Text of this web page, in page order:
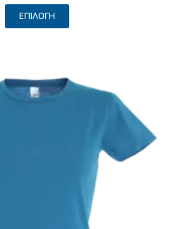
ΕΠΙΛΟΓΉ
Αυτό
το
πολλαπλές
παραλλαγές.
μπορούν
επιλεγούν
στη